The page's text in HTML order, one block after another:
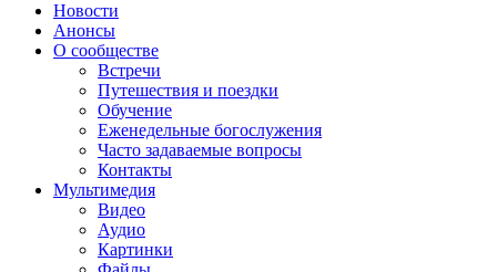
Новости
Анонсы
О сообществе
Встречи
Путешествия и поездки
Обучение
Еженедельные богослужения
Часто задаваемые вопросы
Контакты
Мультимедия
Видео
Аудио
Картинки